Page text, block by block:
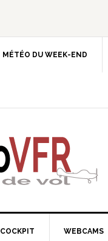
MÉTÉO DU WEEK-END
COCKPIT WEBCAMS